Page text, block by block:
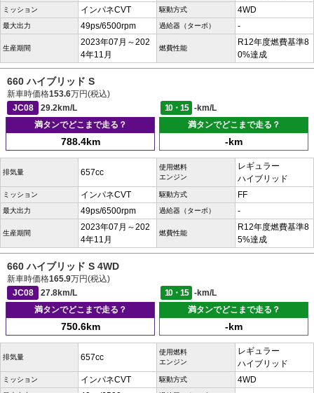
ミッション インパネCVT 駆動方式 4WD
最大出力 49ps/6500rpm 過給器（ターボ） -
生産期間
2023年07月～202
4年11月
燃費性能
R12年度燃費基準8
0%達成
660 ハイブリッド S
新車時価格153.6万円(税込)
JC08
29.2km/L 10・15
-km/L
満タンでどこまで走る？
788.4km
満タンでどこまで走る？
-km
排気量 657cc
使用燃料
エンジン
レギュラー
ハイブリッド
ミッション インパネCVT 駆動方式 FF
最大出力 49ps/6500rpm 過給器（ターボ） -
生産期間
2023年07月～202
4年11月
燃費性能
R12年度燃費基準8
5%達成
660 ハイブリッド S 4WD
新車時価格165.9万円(税込)
JC08
27.8km/L 10・15
-km/L
満タンでどこまで走る？
750.6km
満タンでどこまで走る？
-km
排気量 657cc
使用燃料
エンジン
レギュラー
ハイブリッド
ミッション インパネCVT 駆動方式 4WD